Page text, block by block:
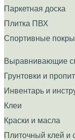
Паркетная доска
Плитка ПВХ
Спортивные
Выравнивающие
Грунтовки и
Инвентарь и
Клеи
Краски и масла
Плиточный клей и